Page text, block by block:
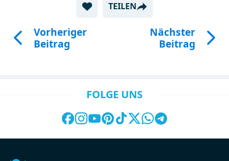
TEILEN
Vorheriger
Beitrag
Nächster
Beitrag
FOLGE UNS